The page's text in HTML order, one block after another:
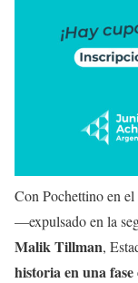
Con Pochettino en
—expulsado en la
Malik Tillman,
historia en una